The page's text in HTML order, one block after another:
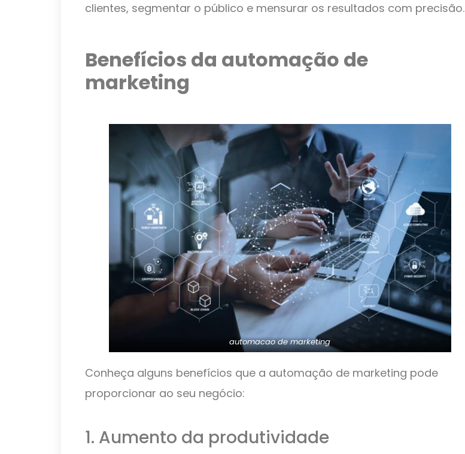
clientes, segmentar o público e mensurar os resultados com precisão.
Benefícios da automação de
marketing
automacao de marketing
Conheça alguns benefícios que a automação de marketing pode
proporcionar ao seu negócio:
1. Aumento da produtividade